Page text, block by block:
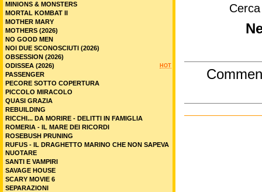
MINIONS & MONSTERS
MORTAL KOMBAT II
MOTHER MARY
MOTHERS (2026)
NO GOOD MEN
NOI DUE SCONOSCIUTI (2026)
OBSESSION (2026)
HOT
ODISSEA (2026)
PASSENGER
PECORE SOTTO COPERTURA
PICCOLO MIRACOLO
QUASI GRAZIA
REBUILDING
RICCHI... DA MORIRE - DELITTI IN FAMIGLIA
ROMERIA - IL MARE DEI RICORDI
ROSEBUSH PRUNING
RUFUS - IL DRAGHETTO MARINO CHE NON SAPEVA
NUOTARE
SANTI E VAMPIRI
SAVAGE HOUSE
SCARY MOVIE 6
SEPARAZIONI